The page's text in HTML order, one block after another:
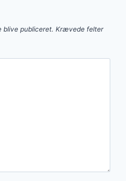
blive publiceret. Krævede felter